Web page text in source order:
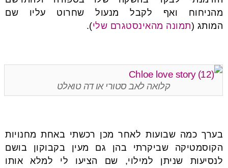
מהניחוח ואף לקבל מנעול שחרוט עליו שם
המותג (תמונה מהאינסטגרם שלי).
קלואה לאב סטורי או דה טואלט
בערך כמה שבועות לאחר מכן רכשתי באחת מחנויות
הקוסמטיקה שביקרתי בהן גם מעין בקבוקון בושם
לנסיעות שניתן למילוי, שם הציעו לי למלא אותו